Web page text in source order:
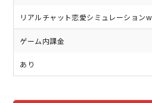
リアルチャット恋愛シミュレーション
ゲーム内課金
あり